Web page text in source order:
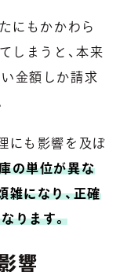
にもかかわら
しまうと、本来
金額しか請求
にも影響を及ぼ
の単位が異な
雑になり、正確
ります。
響